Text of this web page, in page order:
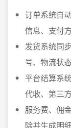
订单系统自
信息、支付
发货系统同
号、物流状
平台结算系
代收、第三
服务费、佣
除并生成明细